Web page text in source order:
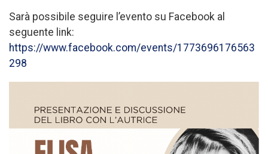
Sarà possibile seguire l’evento su Facebook al
seguente link:
https://www.facebook.com/events/1773696176563
298